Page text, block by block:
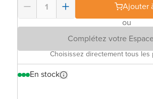
Ajouter
ou
Complétez votre
Choisissez directement tous les
En stock